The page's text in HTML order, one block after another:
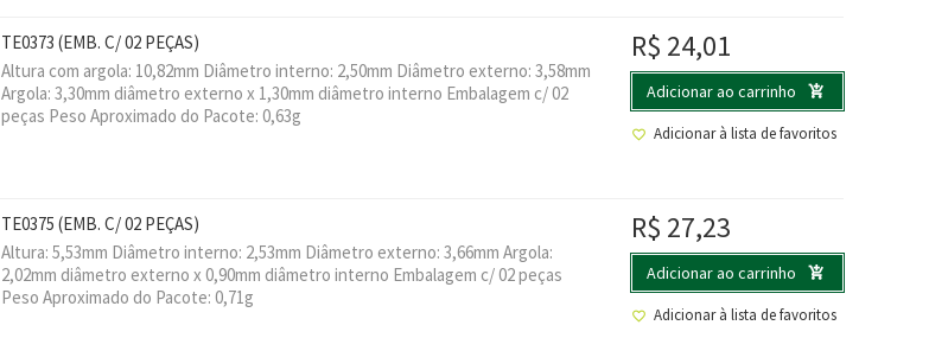
TE0373 (EMB. C/ 02 PEÇAS)
Altura com argola: 10,82mm Diâmetro interno: 2,50mm Diâmetro externo: 3,58mm
Argola: 3,30mm diâmetro externo x 1,30mm diâmetro interno Embalagem c/ 02
peças Peso Aproximado do Pacote: 0,63g
R$ 24,01
Adicionar ao carrinho
Adicionar à lista de favoritos
TE0375 (EMB. C/ 02 PEÇAS)
Altura: 5,53mm Diâmetro interno: 2,53mm Diâmetro externo: 3,66mm Argola:
2,02mm diâmetro externo x 0,90mm diâmetro interno Embalagem c/ 02 peças
Peso Aproximado do Pacote: 0,71g
R$ 27,23
Adicionar ao carrinho
Adicionar à lista de favoritos